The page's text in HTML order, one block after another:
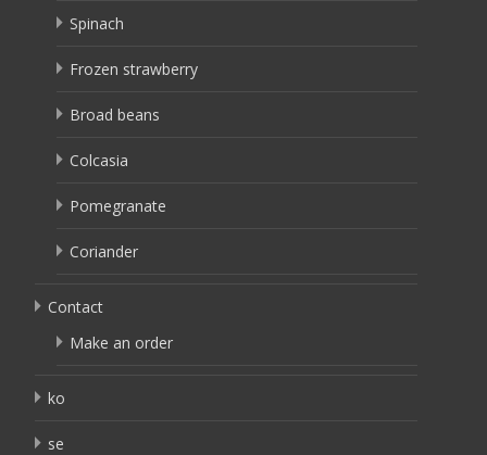
Spinach
Frozen strawberry
Broad beans
Colcasia
Pomegranate
Coriander
Contact
Make an order
ko
se